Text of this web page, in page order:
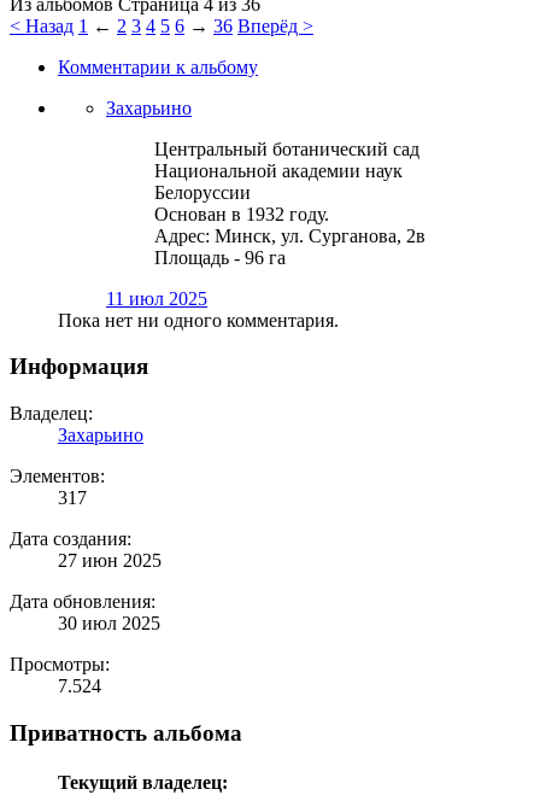
< Назад 1 ← 2 3 4 5 6 → 36 Вперёд >
Комментарии к альбому
Захарьино
Центральный ботанический сад
Национальной академии наук
Белоруссии
Основан в 1932 году.
Адрес: Минск, ул. Сурганова, 2в
Площадь - 96 га
11 июл 2025
Пока нет ни одного комментария.
Информация
Владелец:
Захарьино
Элементов:
317
Дата создания:
27 июн 2025
Дата обновления:
30 июл 2025
Просмотры:
7.524
Приватность альбома
Текущий владелец: